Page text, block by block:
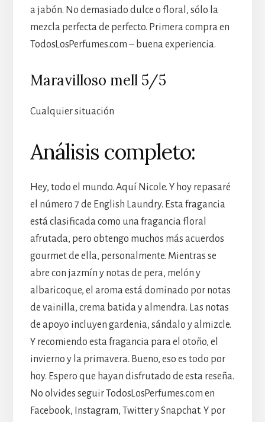
a jabón. No demasiado dulce o floral, sólo la
mezcla perfecta de perfecto. Primera compra en
TodosLosPerfumes.com – buena experiencia.
Maravilloso mell 5/5
Cualquier situación
Análisis completo:
Hey, todo el mundo. Aquí Nicole. Y hoy repasaré
el número 7 de English Laundry. Esta fragancia
está clasificada como una fragancia floral
afrutada, pero obtengo muchos más acuerdos
gourmet de ella, personalmente. Mientras se
abre con jazmín y notas de pera, melón y
albaricoque, el aroma está dominado por notas
de vainilla, crema batida y almendra. Las notas
de apoyo incluyen gardenia, sándalo y almizcle.
Y recomiendo esta fragancia para el otoño, el
invierno y la primavera. Bueno, eso es todo por
hoy. Espero que hayan disfrutado de esta reseña.
No olvides seguir TodosLosPerfumes.com en
Facebook, Instagram, Twitter y Snapchat. Y por